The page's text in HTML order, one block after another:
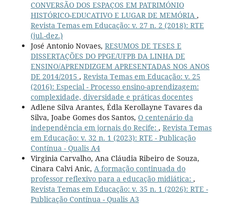
CONVERSÃO DOS ESPAÇOS EM PATRIMÓNIO
HISTÓRICO-EDUCATIVO E LUGAR DE MEMÓRIA ,
Revista Temas em Educação: v. 27 n. 2 (2018): RTE
(jul.-dez.)
José Antonio Novaes, RESUMOS DE TESES E
DISSERTAÇÕES DO PPGE/UFPB DA LINHA DE
ENSINO/APRENDIZGEM APRESENTADAS NOS ANOS
DE 2014/2015 , Revista Temas em Educação: v. 25
(2016): Especial - Processo ensino-aprendizagem:
complexidade, diversidade e práticas docentes
Adlene Silva Arantes, Édla Kerollayne Tavares da
Silva, Joabe Gomes dos Santos, O centenário da
independência em jornais do Recife: , Revista Temas
em Educação: v. 32 n. 1 (2023): RTE - Publicação
Contínua - Qualis A4
Virginia Carvalho, Ana Cláudia Ribeiro de Souza,
Cinara Calvi Anic, A formação continuada do
professor reflexivo para a educação midiática: ,
Revista Temas em Educação: v. 35 n. 1 (2026): RTE -
Publicação Contínua - Qualis A3